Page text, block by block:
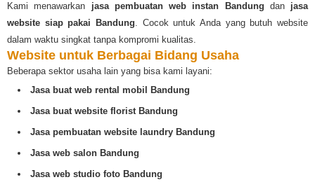
Kami menawarkan jasa pembuatan web instan Bandung dan jasa
website siap pakai Bandung. Cocok untuk Anda yang butuh website
dalam waktu singkat tanpa kompromi kualitas.
Website untuk Berbagai Bidang Usaha
Beberapa sektor usaha lain yang bisa kami layani:
Jasa buat web rental mobil Bandung
Jasa buat website florist Bandung
Jasa pembuatan website laundry Bandung
Jasa web salon Bandung
Jasa web studio foto Bandung